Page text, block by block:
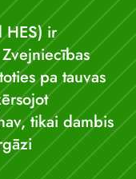
HES) ir
pa tauvas
tikai dambis